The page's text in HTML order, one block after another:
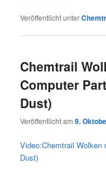
Veröffentlicht unter
Chemtrail
Computer
Dust)
Veröffentlicht am9.
Video:Chemtrail Wol­ken
Dust)